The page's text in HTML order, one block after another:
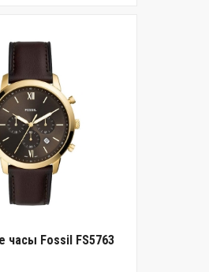
часы Fossil FS5763